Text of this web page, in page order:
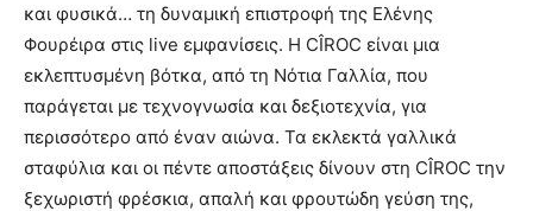
και φυσικά… τη δυναμική επιστροφή της Ελένης
Φουρέιρα στις live εμφανίσεις. H CÎROC είναι μια
εκλεπτυσμένη βότκα, από τη Νότια Γαλλία, που
παράγεται με τεχνογνωσία και δεξιοτεχνία, για
περισσότερο από έναν αιώνα. Τα εκλεκτά γαλλικά
σταφύλια και οι πέντε αποστάξεις δίνουν στη CÎROC την
ξεχωριστή φρέσκια, απαλή και φρουτώδη γεύση της,